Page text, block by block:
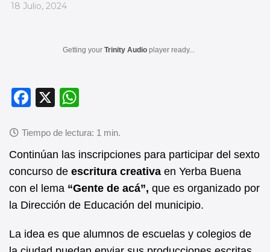
_
18 Julio, 2024
Getting your Trinity Audio player ready...
F
c
e
b
o
o
k
X
at
s
A
p
p
Continúan las inscripciones para participar del sexto
concurso de escritura creativa en Yerba Buena
con el lema “Gente de acá”, que es organizado por
la Dirección de Educación del municipio.
La idea es que alumnos de escuelas y colegios de